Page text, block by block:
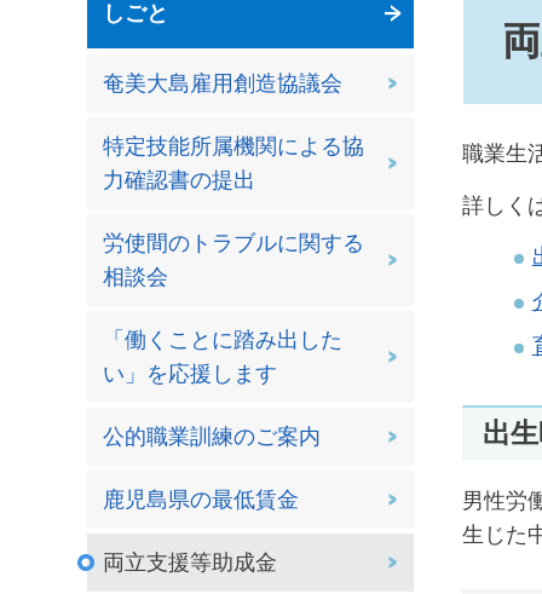
しごと
奄美大島雇用創造協議会
特定技能所属機関による協
力確認書の提出
労使間のトラブルに関する
相談会
「働くことに踏み出した
い」を応援します
公的職業訓練のご案内
鹿児島県の最低賃金
両立支援等助成金
職業生
詳しく
出
男性労
生じた